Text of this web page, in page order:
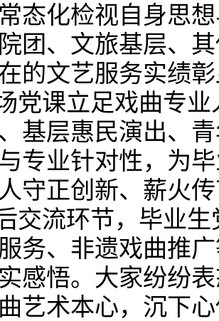
态化检视自身思
团、文旅基层、
的文艺服务实绩
党课立足戏曲专
基层惠民演出、
专业针对性，为
守正创新、薪火
交流环节，毕业
务、非遗戏曲推
感悟。大家纷纷
艺术本心，沉下